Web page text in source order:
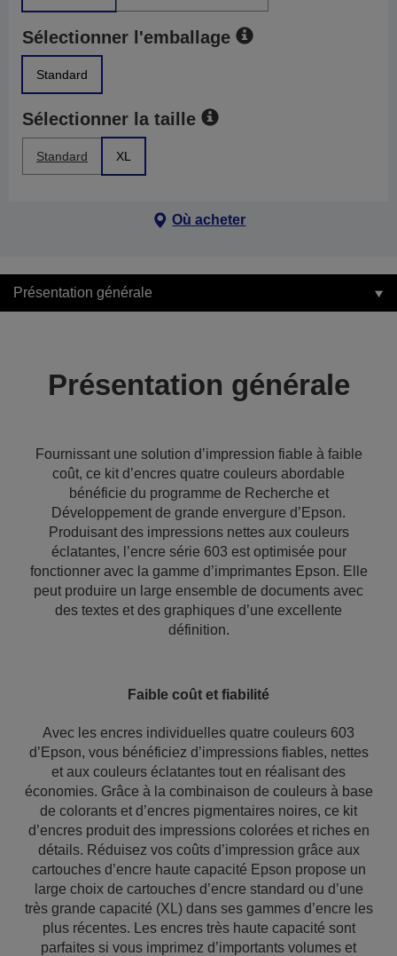
Sélectionner l'emballage
Standard
Sélectionner la taille
Standard XL
Où acheter
Présentation générale
Présentation générale
Fournissant une solution d’impression fiable à faible
coût, ce kit d’encres quatre couleurs abordable
bénéficie du programme de Recherche et
Développement de grande envergure d’Epson.
Produisant des impressions nettes aux couleurs
éclatantes, l’encre série 603 est optimisée pour
fonctionner avec la gamme d’imprimantes Epson. Elle
peut produire un large ensemble de documents avec
des textes et des graphiques d’une excellente
définition.
Faible coût et fiabilité
Avec les encres individuelles quatre couleurs 603
d’Epson, vous bénéficiez d’impressions fiables, nettes
et aux couleurs éclatantes tout en réalisant des
économies. Grâce à la combinaison de couleurs à base
de colorants et d’encres pigmentaires noires, ce kit
d’encres produit des impressions colorées et riches en
détails. Réduisez vos coûts d’impression grâce aux
cartouches d’encre haute capacité Epson propose un
large choix de cartouches d’encre standard ou d’une
très grande capacité (XL) dans ses gammes d’encre les
plus récentes. Les encres très haute capacité sont
parfaites si vous imprimez d’importants volumes et